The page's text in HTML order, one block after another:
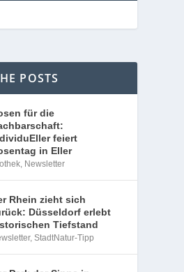
POSTS
für die
feiert
in Eller
, Newsletter
Rhein zieht sich
Düsseldorf erlebt
Tiefstand
,StadtNatur-Tipp